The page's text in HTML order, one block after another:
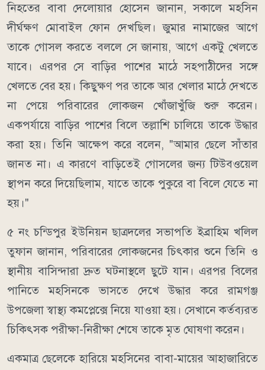
নিহতের বাবা দেলোয়ার হোসেন জানান, সকালে মহসিন
দীর্ঘক্ষণ মোবাইল ফোন দেখছিল। জুমার নামাজের আগে
তাকে গোসল করতে বললে সে জানায়, আগে একটু খেলতে
যাবে। এরপর সে বাড়ির পাশের মাঠে সহপাঠীদের সঙ্গে
খেলতে বের হয়। কিছুক্ষণ পর তাকে আর খেলার মাঠে দেখতে
না পেয়ে পরিবারের লোকজন খোঁজাখুঁজি শুরু করেন।
একপর্যায়ে বাড়ির পাশের বিলে তল্লাশি চালিয়ে তাকে উদ্ধার
করা হয়। তিনি আক্ষেপ করে বলেন, "আমার ছেলে সাঁতার
জানত না। এ কারণে বাড়িতেই গোসলের জন্য টিউবওয়েল
স্থাপন করে দিয়েছিলাম, যাতে তাকে পুকুরে বা বিলে যেতে না
হয়।"
৫ নং চন্ডিপুর ইউনিয়ন ছাত্রদলের সভাপতি ইব্রাহিম খলিল
তুফান জানান, পরিবারের লোকজনের চিৎকার শুনে তিনি ও
স্থানীয় বাসিন্দারা দ্রুত ঘটনাস্থলে ছুটে যান। এরপর বিলের
পানিতে মহসিনকে ভাসতে দেখে উদ্ধার করে রামগঞ্জ
উপজেলা স্বাস্থ্য কমপ্লেক্সে নিয়ে যাওয়া হয়। সেখানে কর্তব্যরত
চিকিৎসক পরীক্ষা-নিরীক্ষা শেষে তাকে মৃত ঘোষণা করেন।
একমাত্র ছেলেকে হারিয়ে মহসিনের বাবা-মায়ের আহাজারিতে